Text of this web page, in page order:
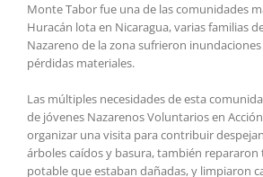
Monte Tabor fue una de las comunidades
Huracán lota en Nicaragua, varias familias
Nazareno de la zona sufrieron inundaciones
pérdidas materiales.
Las múltiples necesidades de esta
de jóvenes Nazarenos Voluntarios en
organizar una visita para contribuir
árboles caídos y basura, también repararon
potable que estaban dañadas, y limpiaron